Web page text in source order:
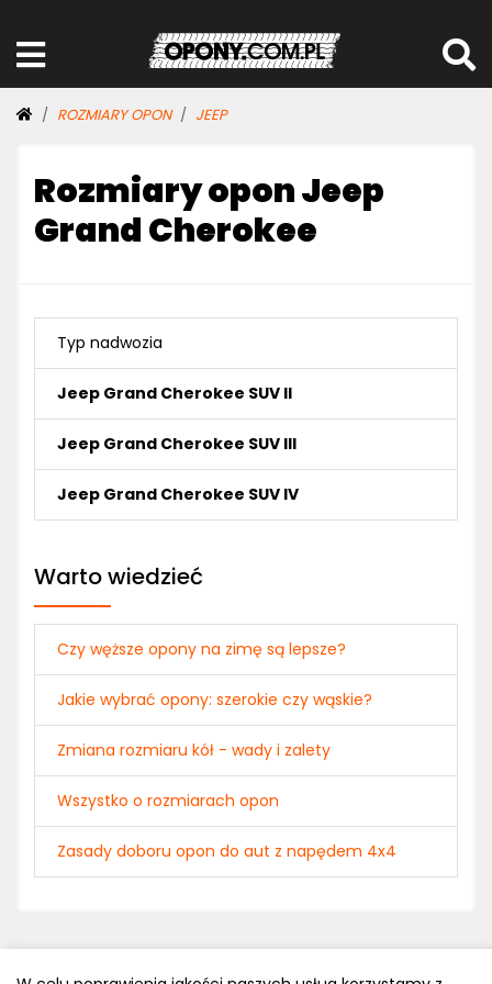
ROZMIARY OPON JEEP
Rozmiary opon Jeep
Grand Cherokee
Typ nadwozia
Jeep Grand Cherokee SUV II
Jeep Grand Cherokee SUV III
Jeep Grand Cherokee SUV IV
Warto wiedzieć
Czy węższe opony na zimę są lepsze?
Jakie wybrać opony: szerokie czy wąskie?
Zmiana rozmiaru kół - wady i zalety
Wszystko o rozmiarach opon
Zasady doboru opon do aut z napędem 4x4